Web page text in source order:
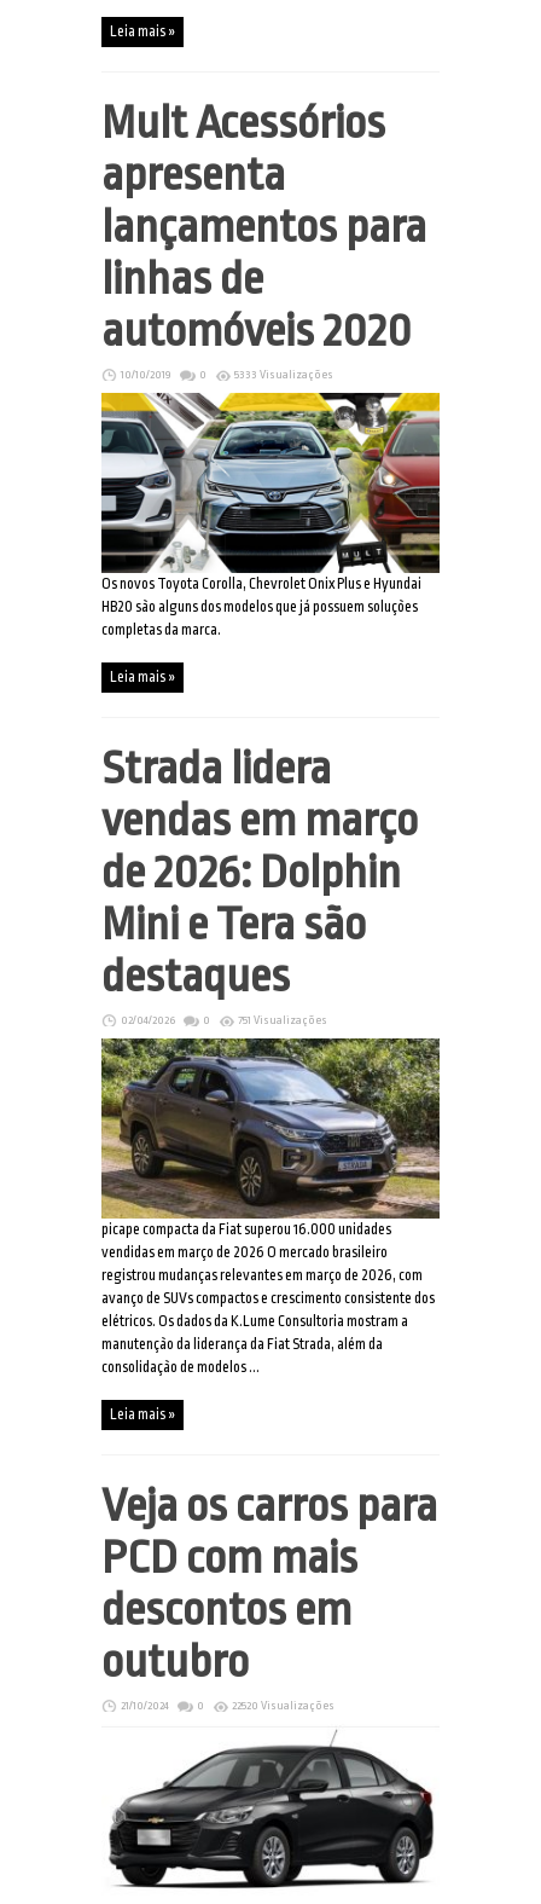
Leia mais »
Mult Acessórios
apresenta
lançamentos para
linhas de
automóveis 2020
10/10/2019 0 5333 Visualizações
Os novos Toyota Corolla, Chevrolet Onix Plus e Hyundai
HB20 são alguns dos modelos que já possuem soluções
completas da marca.
Leia mais »
Strada lidera
vendas em março
de 2026: Dolphin
Mini e Tera são
destaques
02/04/2026 0 751 Visualizações
picape compacta da Fiat superou 16.000 unidades
vendidas em março de 2026 O mercado brasileiro
registrou mudanças relevantes em março de 2026, com
avanço de SUVs compactos e crescimento consistente dos
elétricos. Os dados da K.Lume Consultoria mostram a
manutenção da liderança da Fiat Strada, além da
consolidação de modelos ...
Leia mais »
Veja os carros para
PCD com mais
descontos em
outubro
21/10/2024 0 22520 Visualizações